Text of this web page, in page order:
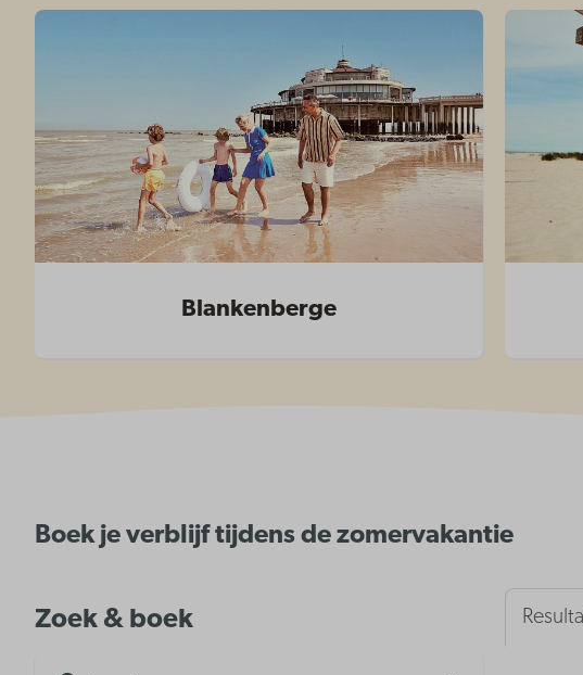
Blankenberge
Boek je verblijf tijdens de zomervakantie
Zoek & boek